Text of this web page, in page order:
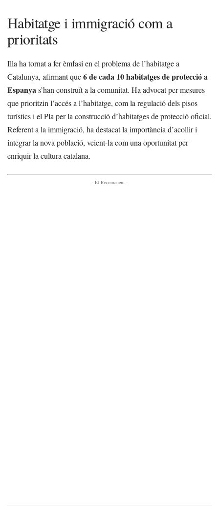
Habitatge i immigració com a
prioritats
Illa ha tornat a fer èmfasi en el problema de l’habitatge a
Catalunya, afirmant que6 de cada 10 habitatges de protecció a
Espanyas’han construït a la comunitat. Ha advocat per mesures
que prioritzin l’accés a l’habitatge, com la regulació dels pisos
turístics i el Pla per la construcció d’habitatges de protecció oficial.
Referent a la immigració, ha destacat la importància d’acollir i
integrar la nova població, veient-la com una oportunitat per
enriquir la cultura catalana.
- Et Recomanem -